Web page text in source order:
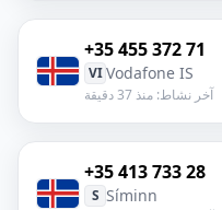
+35 455 372 71
VI Vodafone IS
آخر نشاط: منذ 37 دقيقة
+35 413 733 28
S Síminn